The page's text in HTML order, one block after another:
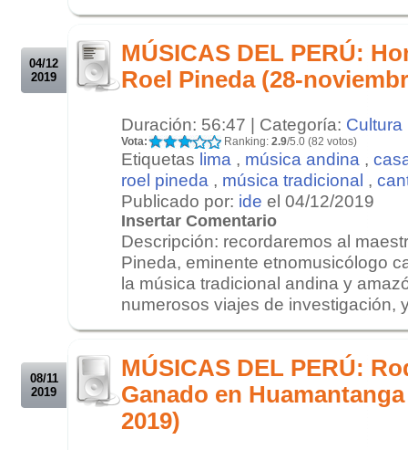
04/12
2019
MÚSICAS DEL PERÚ:
Roel Pineda (28-
Duración: 56:47 | Categoría: Cultura
Vota: Ranking: 2.9/5.0 (82 votos)
Etiquetas lima , música andina ,
roel pineda , música tradicional ,
Publicado por: ide el 04/12/2019
Insertar Comentario
Descripción: recordaremos al
Pineda, eminente etnomusicólogo
la música tradicional andina y
numerosos viajes de investigación,
08/11
2019
MÚSICAS DEL PERÚ:
Ganado en
2019)